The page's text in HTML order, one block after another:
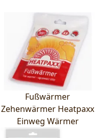
Fußwärmer
Zehenwärmer Heatpaxx
Einweg Wärmer